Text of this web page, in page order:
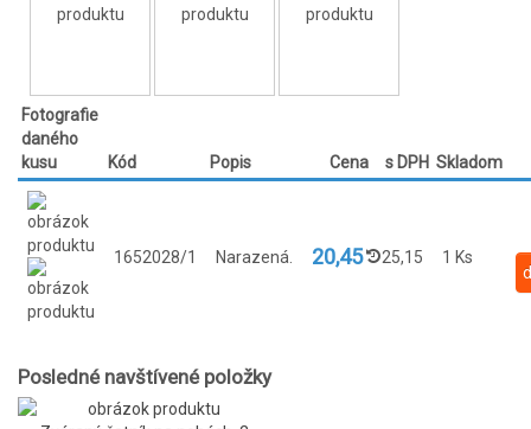
Fotografie
daného
kusu
Kód Popis Cena s DPH Skladom
1652028/1 Narazená. 20,45 25,15 1 Ks
Posledné navštívené položky